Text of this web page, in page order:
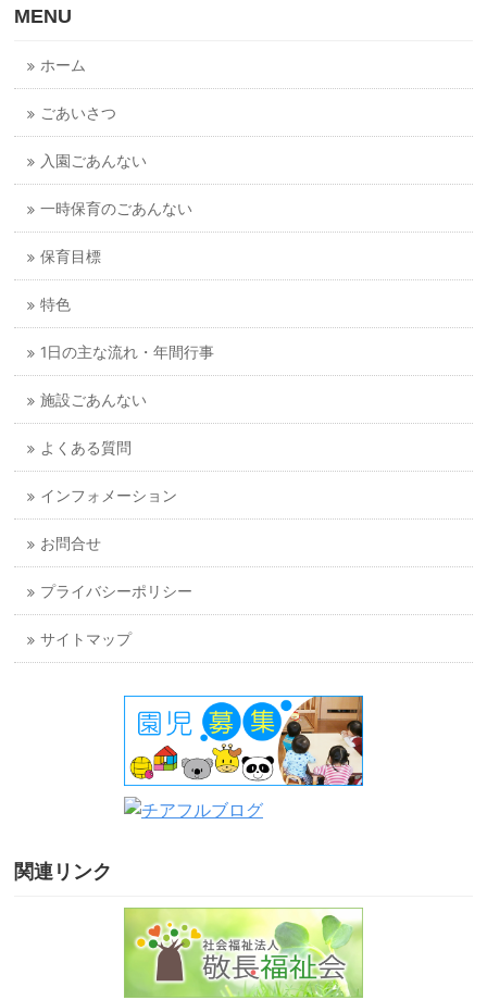
MENU
ホーム
ごあいさつ
入園ごあんない
一時保育のごあんない
保育目標
特色
1日の主な流れ・年間行事
施設ごあんない
よくある質問
インフォメーション
お問合せ
プライバシーポリシー
サイトマップ
関連リンク